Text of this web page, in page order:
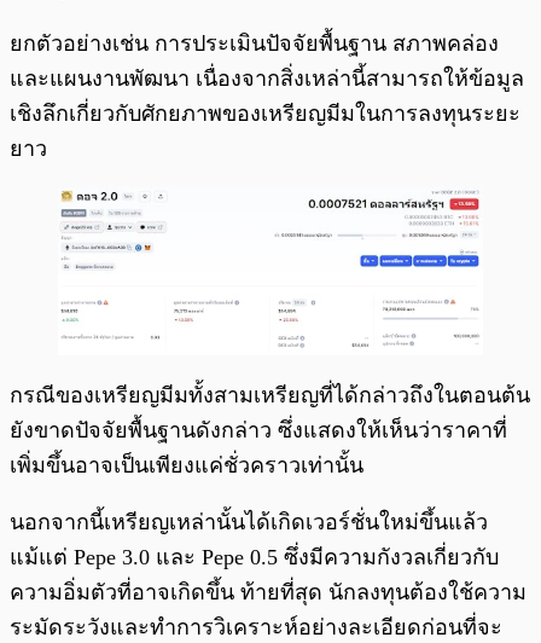
ยกตัวอย่างเช่น การประเมินปัจจัยพื้นฐาน สภาพคล่อง
และแผนงานพัฒนา เนื่องจากสิ่งเหล่านี้สามารถให้ข้อมูล
เชิงลึกเกี่ยวกับศักยภาพของเหรียญมีมในการลงทุนระยะ
ยาว
กรณีของเหรียญมีมทั้งสามเหรียญที่ได้กล่าวถึงในตอนต้น
ยังขาดปัจจัยพื้นฐานดังกล่าว ซึ่งแสดงให้เห็นว่าราคาที่
เพิ่มขึ้นอาจเป็นเพียงแค่ชั่วคราวเท่านั้น
นอกจากนี้เหรียญเหล่านั้นได้เกิดเวอร์ชั่นใหม่ขึ้นแล้ว
แม้แต่ Pepe 3.0 และ Pepe 0.5 ซึ่งมีความกังวลเกี่ยวกับ
ความอิ่มตัวที่อาจเกิดขึ้น ท้ายที่สุด นักลงทุนต้องใช้ความ
ระมัดระวังและทำการวิเคราะห์อย่างละเอียดก่อนที่จะ